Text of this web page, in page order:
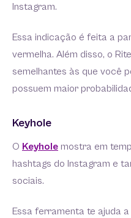
Instagram.
Essa indicação é feita a
vermelha. Além disso, o
semelhantes às que você
possuem maior
Keyhole
O Keyhole mostra em
hashtags do Instagram e
sociais.
Essa ferramenta te ajuda